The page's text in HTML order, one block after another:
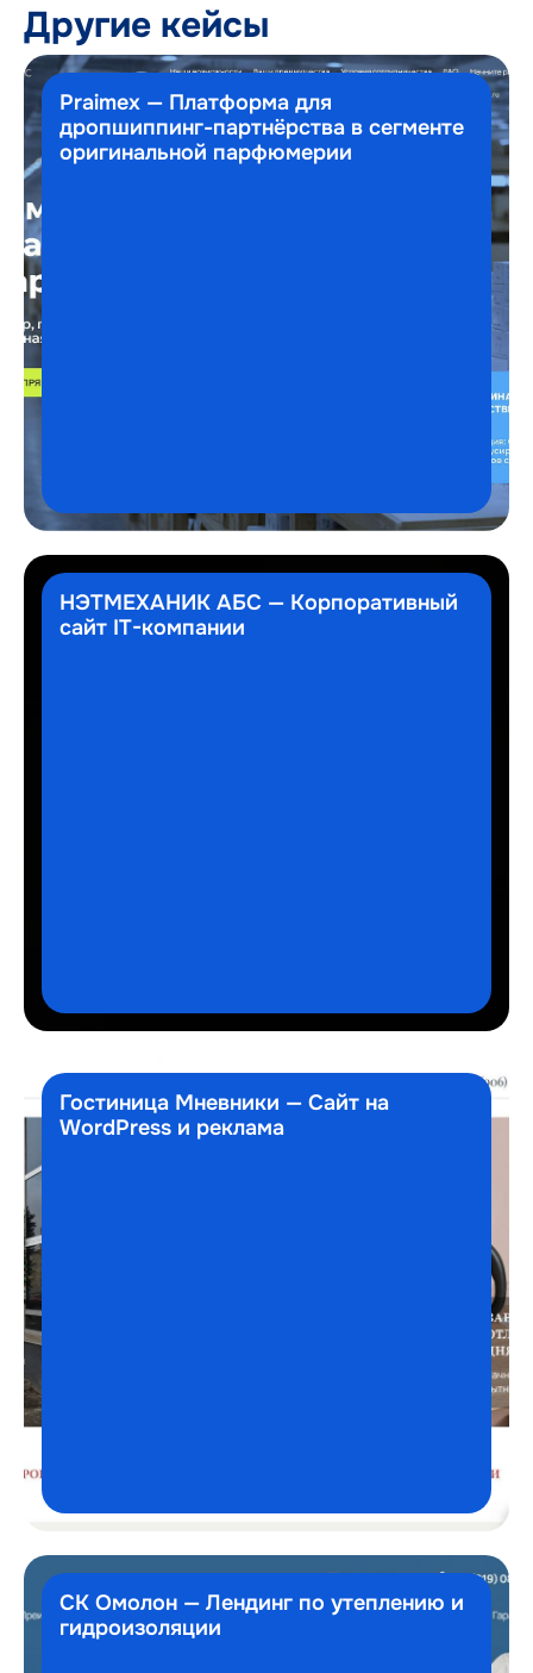
Другие кейсы
Praimex — Платформа для
дропшиппинг-партнёрства в сегменте
оригинальной парфюмерии
НЭТМЕХАНИК АБС — Корпоративный
сайт IT-компании
Гостиница Мневники — Сайт на
WordPress и реклама
СК Омолон — Лендинг по утеплению и
гидроизоляции